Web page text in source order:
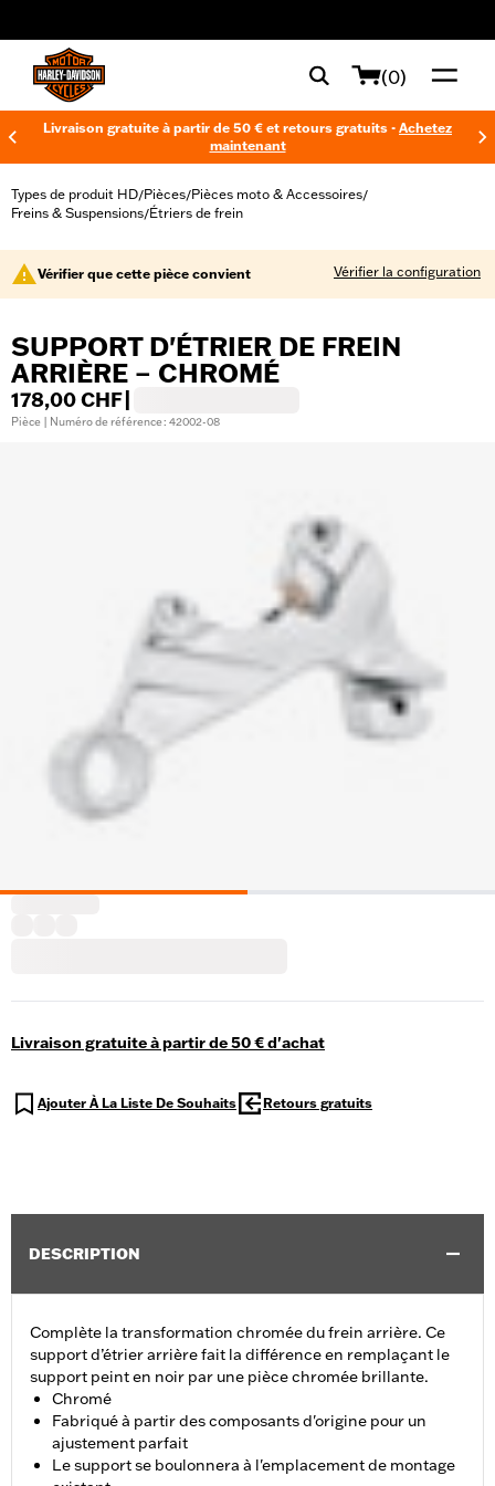
(0)
Livraison gratuite à partir de 50 € et retours gratuits - Achetez
maintenant
Types de produit HD/Pièces/Pièces moto & Accessoires/
Freins & Suspensions/Étriers de frein
Vérifier que cette pièce convient Vérifier la configuration
SUPPORT D'ÉTRIER DE FREIN
ARRIÈRE – CHROMÉ
178,00 CHF
Pièce | Numéro de référence : 42002-08
Livraison gratuite à partir de 50 € d'achat
Ajouter À La Liste De Souhaits Retours gratuits
DESCRIPTION
Complète la transformation chromée du frein arrière. Ce
support d’étrier arrière fait la différence en remplaçant le
support peint en noir par une pièce chromée brillante.
Chromé
Fabriqué à partir des composants d'origine pour un
ajustement parfait
Le support se boulonnera à l'emplacement de montage